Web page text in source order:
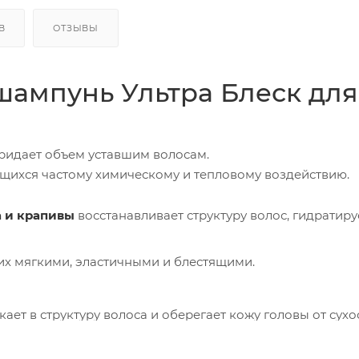
ОТЗЫВЫ
Ультра Блеск для
объем уставшим волосам.
частому химическому и тепловому воздействию.
и крапивы восстанавливает структуру волос,
мягкими, эластичными и блестящими.
в структуру волоса и оберегает кожу головы от